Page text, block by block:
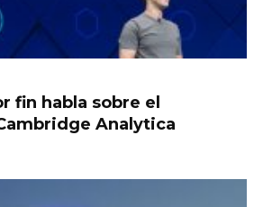
fin habla sobre el
Analytica